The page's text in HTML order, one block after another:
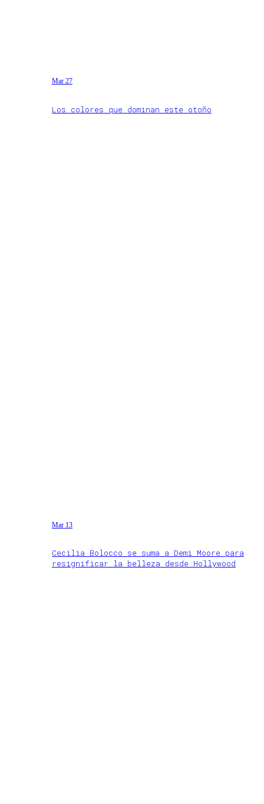
Mar 27
Los colores que dominan este otoño
Mar 13
Cecilia Bolocco se suma a Demi Moore para
resignificar la belleza desde Hollywood